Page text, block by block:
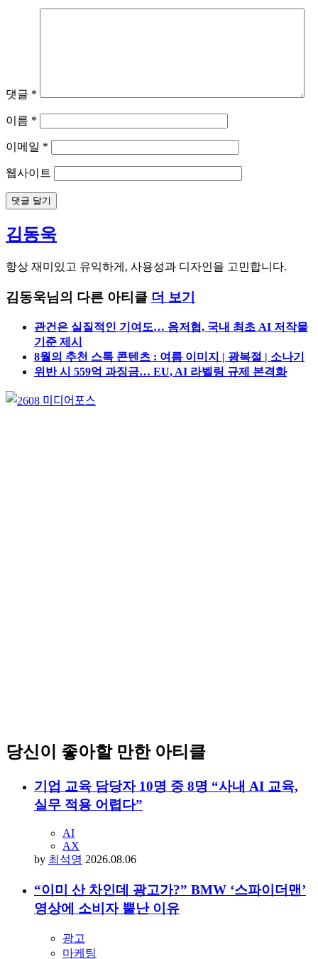
댓글 *
이름 *
이메일 *
웹사이트
김동욱
항상 재미있고 유익하게, 사용성과 디자인을 고민합니다.
김동욱님의 다른 아티클 더 보기
관건은 실질적인 기여도… 음저협, 국내 최초 AI 저작물
기준 제시
8월의 추천 스톡 콘텐츠 : 여름 이미지 | 광복절 | 소나기
위반 시 559억 과징금… EU, AI 라벨링 규제 본격화
당신이 좋아할 만한 아티클
기업 교육 담당자 10명 중 8명 “사내 AI 교육,
실무 적용 어렵다”
AI
AX
by 최석영 2026.08.06
“이미 산 차인데 광고가?” BMW ‘스파이더맨’
영상에 소비자 뿔난 이유
광고
마케팅